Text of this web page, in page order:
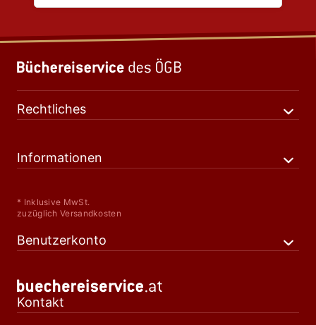
Rechtliches
Informationen
* Inklusive MwSt.
zuzüglich Versandkosten
Benutzerkonto
Kontakt